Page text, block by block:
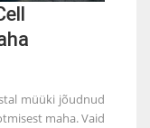
müüki jõudnud
maha. Vaid